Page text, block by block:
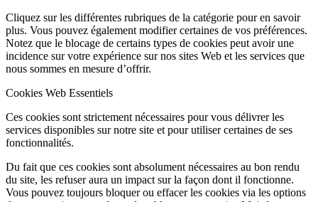
Cliquez sur les différentes rubriques de la catégorie pour en savoir
plus. Vous pouvez également modifier certaines de vos préférences.
Notez que le blocage de certains types de cookies peut avoir une
incidence sur votre expérience sur nos sites Web et les services que
nous sommes en mesure d’offrir.
Cookies Web Essentiels
Ces cookies sont strictement nécessaires pour vous délivrer les
services disponibles sur notre site et pour utiliser certaines de ses
fonctionnalités.
Du fait que ces cookies sont absolument nécessaires au bon rendu
du site, les refuser aura un impact sur la façon dont il fonctionne.
Vous pouvez toujours bloquer ou effacer les cookies via les options